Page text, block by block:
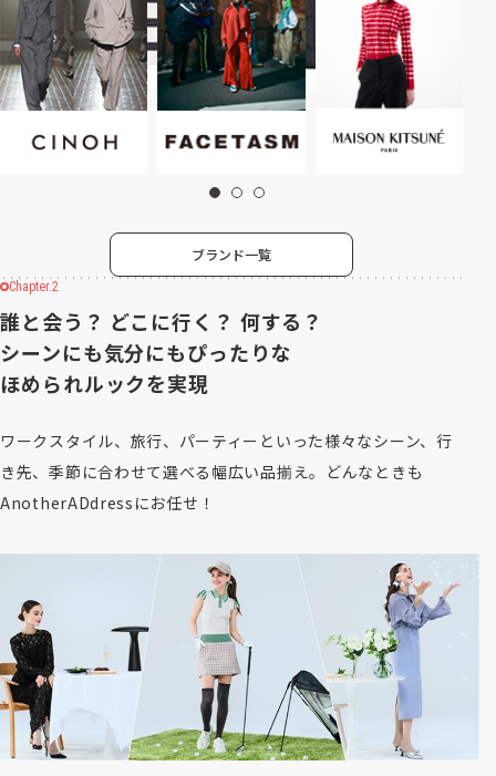
ブランド一覧
Chapter.2
誰と会う？ どこに行く？ 何する？
シーンにも気分にもぴったりな
ほめられルックを実現
ワークスタイル、旅行、パーティーといった様々なシーン、行
き先、季節に合わせて選べる幅広い品揃え。どんなときも
AnotherADdressにお任せ！